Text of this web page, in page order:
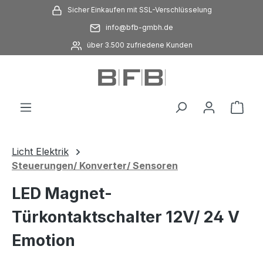
Zum Hauptinhalt springenSicher Einkaufen mit SSL-Verschlüsselung
info@bfb-gmbh.de
über 3.500 zufriedene Kunden
Licht Elektrik
Steuerungen/ Konverter/ Sensoren
LED Magnet-
Türkontaktschalter 12V/ 24 V
Emotion